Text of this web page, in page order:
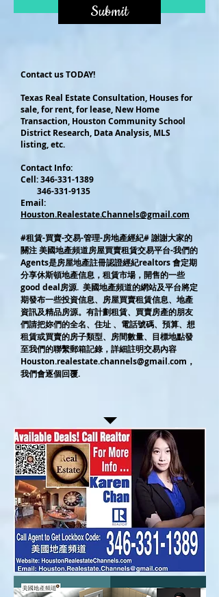
Submit
Contact us TODAY!
Texas Real Estate Consultation, Houses for
sale, for rent, for lease, New Home
Transaction, Houston Community School
District Research, Data Analysis, MLS
listing, etc.
Contact Info:
Cell:346-331-1389
346-331-9135
Email:
Houston.Realestate.Channels@gmail.com
#租賃-買賣-交易-管理-房地產經紀# 謝謝大家的
關注 美國地產頻道房屋買賣租賃交易平台-我們的
Agents是房屋地產註冊認證經紀realtors 會定期
分享休斯頓地產信息，租賃市場，開售的一些
good deal房源. 美國地產頻道的網站及平台將定
期發布一些投資信息、房屋買賣租賃信息、地產
資訊及精品房源。有計劃租賃、買賣房產的朋友
們請把妳們的全名、住址 、電話號碼、預算、想
租賃或買賣的房子類型、房間數量、目標地點發
至我們的聯繫郵箱記錄，詳細註明交易內容
Houston.realestate.channels@gmail.com ，
我們會逐個回覆.